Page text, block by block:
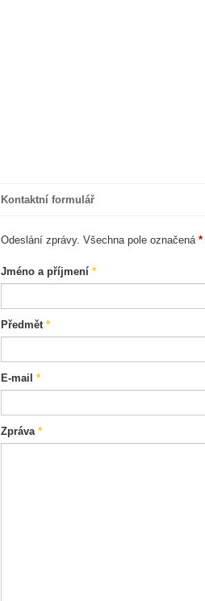
Kontaktní formulář
Odeslání zprávy. Všechna pole označená *
Jméno a příjmení *
Předmět*
E-mail *
Zpráva*